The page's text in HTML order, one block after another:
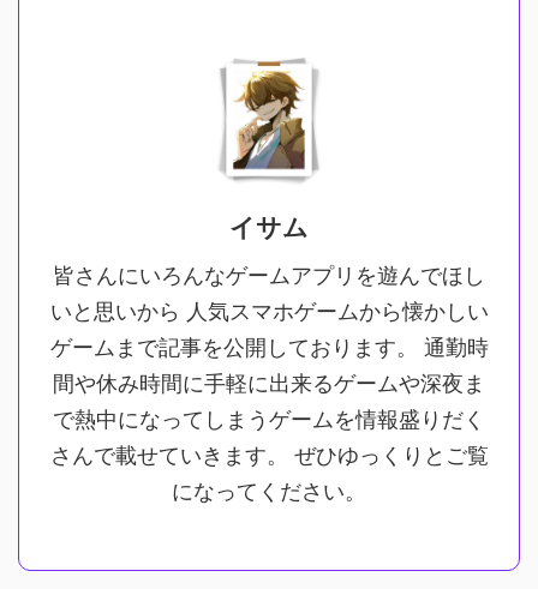
イサム
皆さんにいろんなゲームアプリを遊んでほし
いと思いから 人気スマホゲームから懐かしい
ゲームまで記事を公開しております。 通勤時
間や休み時間に手軽に出来るゲームや深夜ま
で熱中になってしまうゲームを情報盛りだく
さんで載せていきます。 ぜひゆっくりとご覧
になってください。